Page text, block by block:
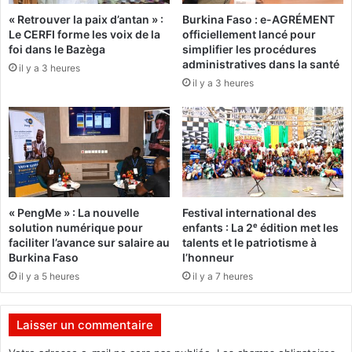
u
r
f
a
l
i
t
e
r
l
e
s
p
o
é
u
o
l
o
g
i
e
é
c
r
i
a
u
P
i
d
« Retrouver la paix d’antan » :
Le CERFI forme les voix de la
foi dans le Bazèga
il y a 3 heures
Burkina Faso : e-AGRÉMENT
officiellement lancé pour
simplifier les procédures
administratives dans la santé
il y a 3 heures
« PengMe » : La nouvelle
solution numérique pour
faciliter l’avance sur salaire au
Burkina Faso
il y a 5 heures
Festival international des
enfants : La 2ᵉ édition met les
talents et le patriotisme à
l’honneur
il y a 7 heures
Laisser un commentaire